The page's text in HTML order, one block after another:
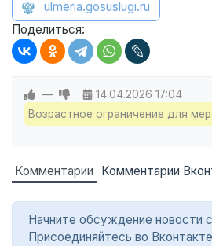
ulmeria.gosuslugi.ru
Поделиться:
— 14.04.2026 17:04
Возрастное ограничение для
Комментарии Комментарии
Начните обсуждение новости
Присоединяйтесь во Вконтакте